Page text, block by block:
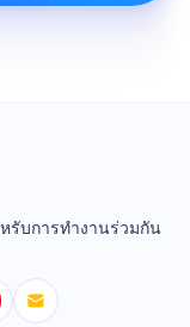
รับการทำงานร่วมกัน